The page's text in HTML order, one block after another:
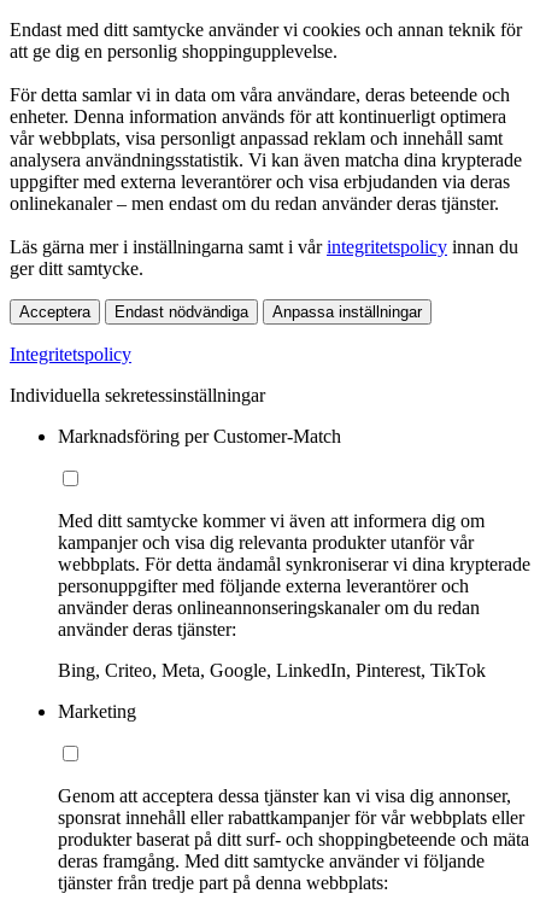
Endast med ditt samtycke använder vi cookies och annan teknik för
att ge dig en personlig shoppingupplevelse.
För detta samlar vi in data om våra användare, deras beteende och
enheter. Denna information används för att kontinuerligt optimera
vår webbplats, visa personligt anpassad reklam och innehåll samt
analysera användningsstatistik. Vi kan även matcha dina krypterade
uppgifter med externa leverantörer och visa erbjudanden via deras
onlinekanaler – men endast om du redan använder deras tjänster.
Läs gärna mer i inställningarna samt i vårintegritetspolicy innan du
ger ditt samtycke.
Acceptera Endast nödvändiga Anpassa inställningar
Integritetspolicy
Individuella sekretessinställningar
Marknadsföring per Customer-Match
Med ditt samtycke kommer vi även att informera dig om
kampanjer och visa dig relevanta produkter utanför vår
webbplats. För detta ändamål synkroniserar vi dina krypterade
personuppgifter med följande externa leverantörer och
använder deras onlineannonseringskanaler om du redan
använder deras tjänster:
Bing, Criteo, Meta, Google, LinkedIn, Pinterest, TikTok
Marketing
Genom att acceptera dessa tjänster kan vi visa dig annonser,
sponsrat innehåll eller rabattkampanjer för vår webbplats eller
produkter baserat på ditt surf- och shoppingbeteende och mäta
deras framgång. Med ditt samtycke använder vi följande
tjänster från tredje part på denna webbplats: